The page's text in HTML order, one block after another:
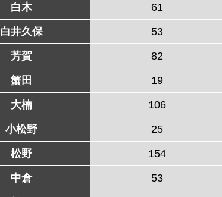
白木 61
白井久保 53
芳賀 82
蟹田 19
大楠 106
小松野 25
松野 154
中倉 53